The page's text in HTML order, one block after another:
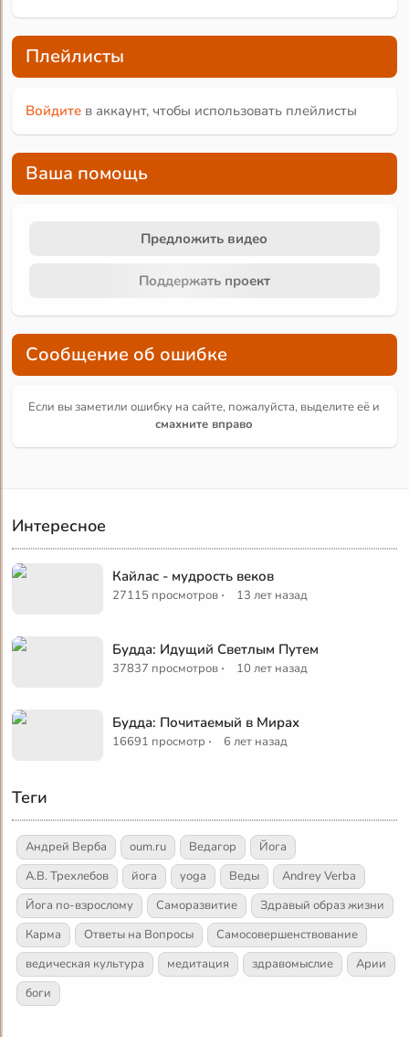
Плейлисты
Войдите в аккаунт, чтобы использовать плейлисты
Ваша помощь
Предложить видео
Поддержать проект
Сообщение об ошибке
Если вы заметили ошибку на сайте, пожалуйста, выделите её и
смахните вправо
Интересное
Кайлас - мудрость веков
27115 просмотров · 13 лет назад
Будда: Идущий Светлым Путем
37837 просмотров · 10 лет назад
Будда: Почитаемый в Мирах
16691 просмотр · 6 лет назад
Теги
Андрей Верба oum.ru Ведагор
Йога
А.В. Трехлебов
йога yoga Веды
Andrey Verba
Йога по-взрослому
Саморазвитие
Здравый образ жизни
Карма
Ответы на Вопросы
Самосовершенствование
ведическая культура
медитация здравомыслие
Арии
боги